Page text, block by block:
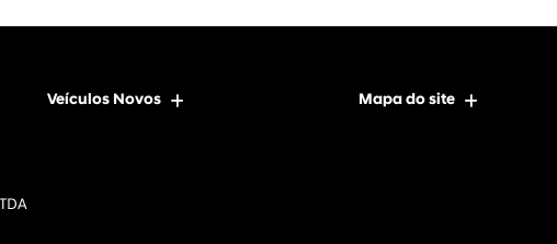
Veículos Novos Mapa do site